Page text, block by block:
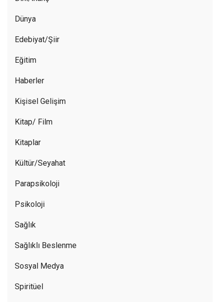
Dünya
Edebiyat/Şiir
Eğitim
Haberler
Kişisel Gelişim
Kitap/ Film
Kitaplar
Kültür/Seyahat
Parapsikoloji
Psikoloji
Sağlık
Sağlıklı Beslenme
Sosyal Medya
Spiritüel